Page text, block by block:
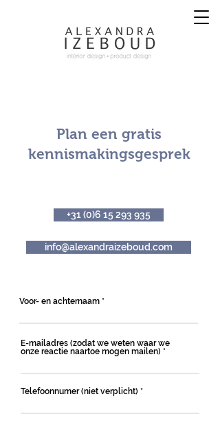
Plan een gratis
kennismakingsgesprek
+31 (0)6 15 293 935
info@alexandraizeboud.com
Voor- en achternaam
E-mailadres (zodat we weten waar we
onze reactie naartoe mogen mailen)
Telefoonnumer (niet verplicht)